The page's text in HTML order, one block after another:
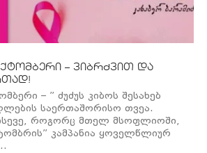
– ვიბრძვით და
– ” ძუძუს კიბოს შესახებ
საერთაშორისო თვეა.
როგორც მთელ მსოფლიოში,
კამპანია ყოველწლიურ